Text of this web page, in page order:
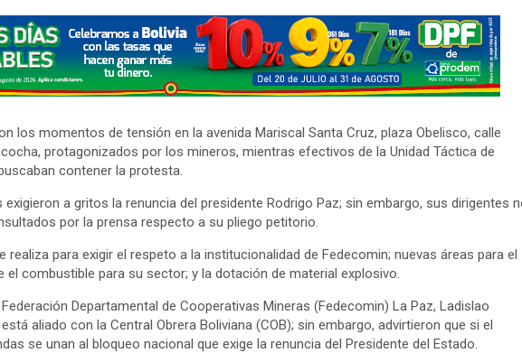
los momentos de tensión en la avenida Mariscal Santa Cruz, plaza Obelisco, calle
protagonizados por los mineros, mientras efectivos de la Unidad Táctica de
contener la protesta.
a gritos la renuncia del presidente Rodrigo Paz; sin embargo, sus dirigentes
por la prensa respecto a su pliego petitorio.
realiza para exigir el respeto a la institucionalidad de Fedecomin; nuevas áreas para el
el combustible para su sector; y la dotación de material explosivo.
Departamental de Cooperativas Mineras (Fedecomin) La Paz, Ladislao
aliado con la Central Obrera Boliviana (COB); sin embargo, advirtieron que si el
se unan al bloqueo nacional que exige la renuncia del Presidente del Estado.